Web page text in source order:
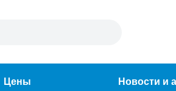
Цены Новости и